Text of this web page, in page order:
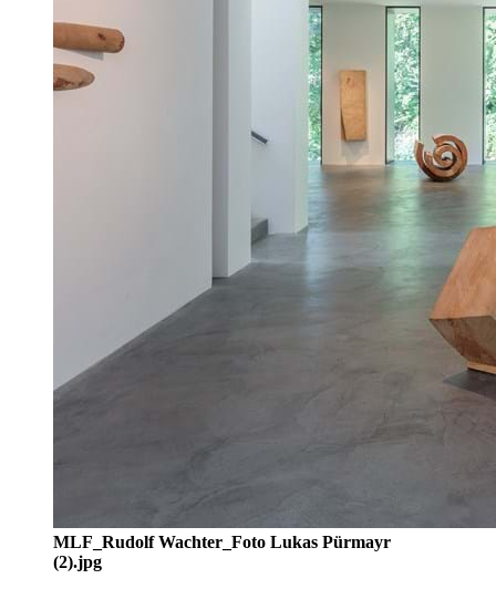
MLF_Rudolf Wachter_Foto Lukas Pürmayr
(2).jpg